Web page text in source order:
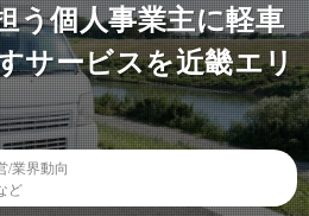
う個人事業主に軽車
サービスを近畿エリ
/業界動向
ど